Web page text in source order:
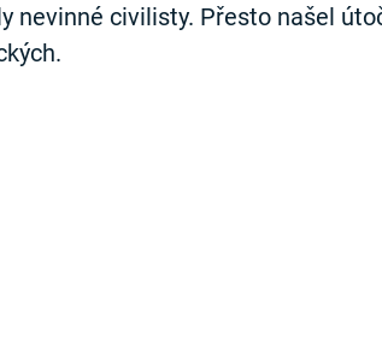
nevinné civilisty. Přesto našel